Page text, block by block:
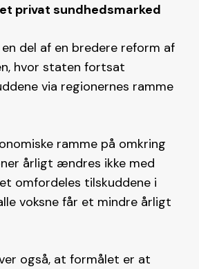
privat sundhedsmarked
del af en bredere reform af
hvor staten fortsat
via regionernes ramme
ramme på omkring
årligt ændres ikke med
omfordeles tilskuddene i
voksne får et mindre årligt
også, at formålet er at